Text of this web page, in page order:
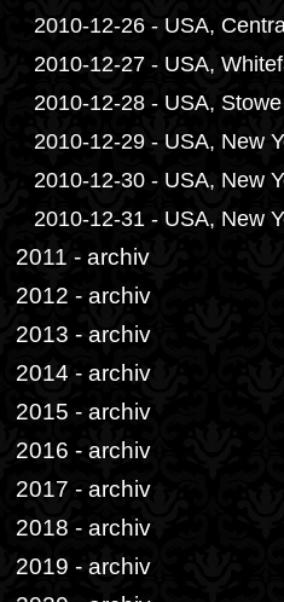
2010-12-26 - USA,
2010-12-27 - USA,
2010-12-28 - USA, Stowe
2010-12-29 - USA, New
2010-12-30 - USA, New
2010-12-31 - USA, New
2011 - archiv
2012 - archiv
2013 - archiv
2014 - archiv
2015 - archiv
2016 - archiv
2017 - archiv
2018 - archiv
2019 - archiv